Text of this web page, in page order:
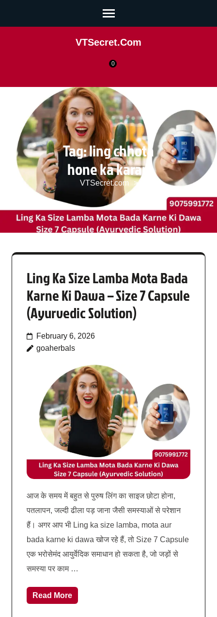
VTSecret.com
0
Tag:ling chhota
hone ka karan
VTSecret.com >>
Ling Ka Size Lamba Mota Bada
Karne Ki Dawa – Size 7 Capsule
(Ayurvedic Solution)
February 6, 2026
goaherbals
आज के समय में बहुत से पुरुष लिंग का साइज छोटा होना,
पतलापन, जल्दी ढीला पड़ जाना जैसी समस्याओं से परेशान
हैं। अगर आप भी Ling ka size lamba, mota aur
bada karne ki dawa खोज रहे हैं, तो Size 7 Capsule
एक भरोसेमंद आयुर्वेदिक समाधान हो सकता है, जो जड़ों से
समस्या पर काम …
Read More